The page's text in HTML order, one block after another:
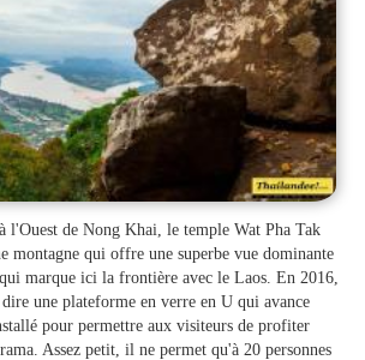
l'Ouest de Nong Khai, le temple Wat Pha Tak
montagne qui offre une superbe vue dominante
marque ici la frontière avec le Laos. En 2016,
dire une plateforme en verre en U qui avance
pour permettre aux visiteurs de profiter
Assez petit, il ne permet qu'à 20 personnes